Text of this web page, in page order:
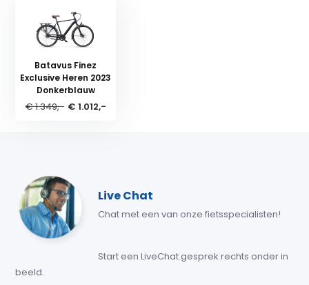
Batavus Finez
Exclusive Heren 2023
Donkerblauw
€ 1.349,- € 1.012,-
Live Chat
Chat met een van onze fietsspecialisten!
Start een LiveChat gesprek rechts onder in
beeld.